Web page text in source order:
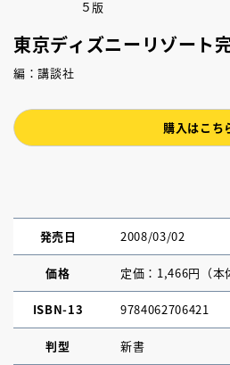
東京ディズニーリゾー
編：講談社
購入はこち
発売日 2008/03/02
価格 定価：1,466円（本
ISBN-13 9784062706421
判型 新書